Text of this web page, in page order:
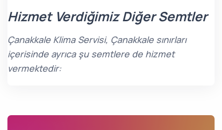
Hizmet Verdiğimiz Diğer Semtler
Çanakkale Klima Servisi, Çanakkale sınırları
içerisinde ayrıca şu semtlere de hizmet
vermektedir: